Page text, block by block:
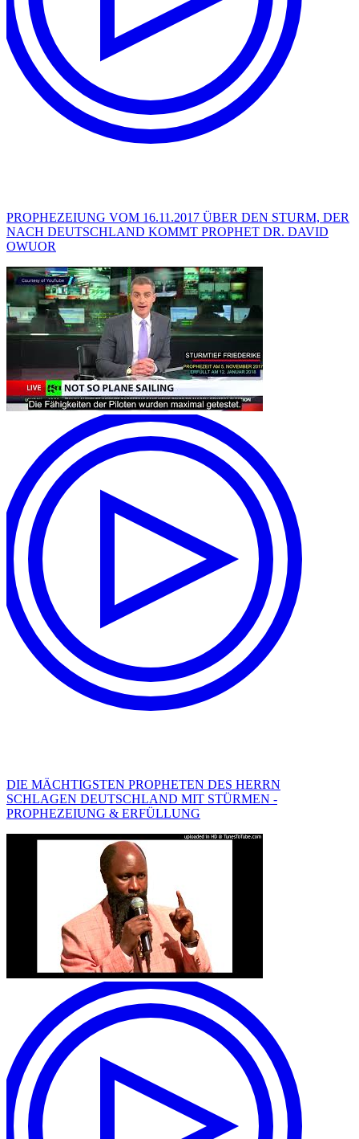
PROPHEZEIUNG VOM 16.11.2017 ÜBER DEN STURM, DER
NACH DEUTSCHLAND KOMMT PROPHET DR. DAVID
OWUOR
DIE MÄCHTIGSTEN PROPHETEN DES HERRN
SCHLAGEN DEUTSCHLAND MIT STÜRMEN -
PROPHEZEIUNG & ERFÜLLUNG